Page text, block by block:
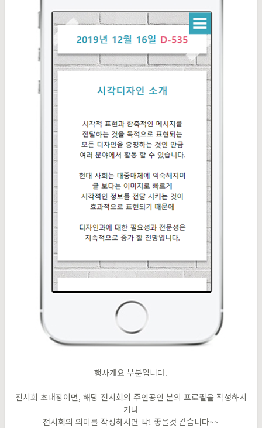
행사개요 부분입니다.
전시회 초대장이면, 해당 전시회의 주인공인 분의 프로필을 작성하시
거나
전시회의 의미를 작성하시면 딱! 좋을것 같습니다~~